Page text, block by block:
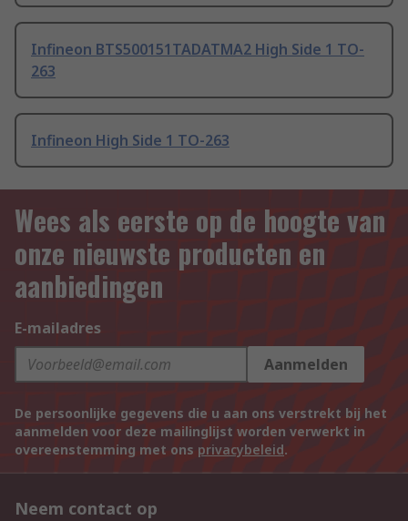
Infineon BTS500151TADATMA2 High Side 1 TO-
263
Infineon High Side 1 TO-263
Wees als eerste op de hoogte van
onze nieuwste producten en
aanbiedingen
E-mailadres
Aanmelden
De persoonlijke gegevens die u aan ons verstrekt bij het
aanmelden voor deze mailinglijst worden verwerkt in
overeenstemming met ons privacybeleid.
Neem contact op